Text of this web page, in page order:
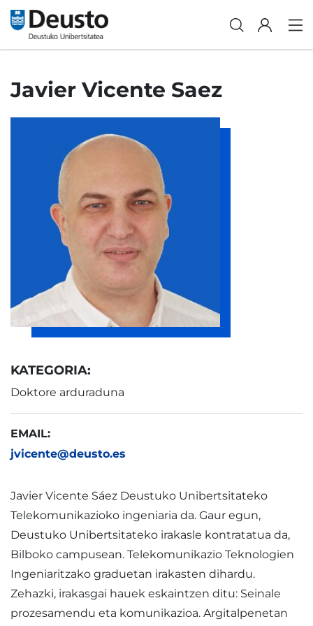
Javier Vicente Saez
KATEGORIA:
Doktore arduraduna
EMAIL:
jvicente@deusto.es
Javier Vicente Sáez Deustuko Unibertsitateko
Telekomunikazioko ingeniaria da. Gaur egun,
Deustuko Unibertsitateko irakasle kontratatua da,
Bilboko campusean. Telekomunikazio Teknologien
Ingeniaritzako graduetan irakasten dihardu.
Zehazki, irakasgai hauek eskaintzen ditu: Seinale
prozesamendu eta komunikazioa. Argitalpenetan